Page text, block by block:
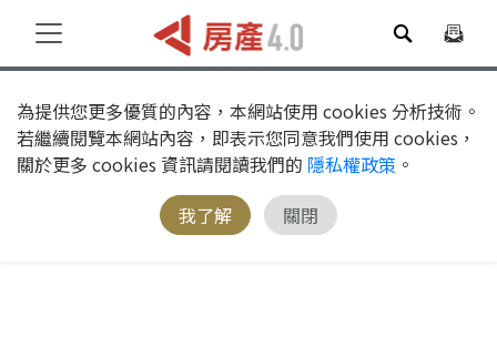
為提供您更多優質的內容，本網站使用 cookies 分析技術。
若繼續閱覽本網站內容，即表示您同意我們使用 cookies，
關於更多 cookies 資訊請閱讀我們的 隱私權政策 。
我了解
關閉